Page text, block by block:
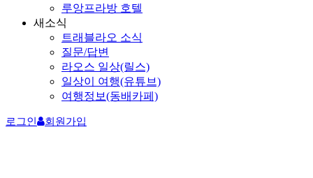
루앙프라방 호텔
새소식
트래블라오 소식
질문/답변
라오스 일상(릴스)
일상이 여행(유튜브)
여행정보(동배카페)
로그인 회원가입